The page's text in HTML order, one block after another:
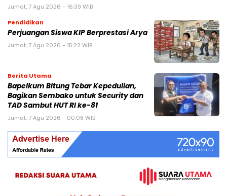
Jumat, 7 Agu 2026 - 16:39 WIB
Pendidikan
Perjuangan Siswa KIP Berprestasi Arya
Jumat, 7 Agu 2026 - 15:22 WIB
Berita Utama
Bapelkum Bitung Tebar Kepedulian,
Bagikan Sembako untuk Security dan
TAD Sambut HUT RI ke-81
Jumat, 7 Agu 2026 - 00:08 WIB